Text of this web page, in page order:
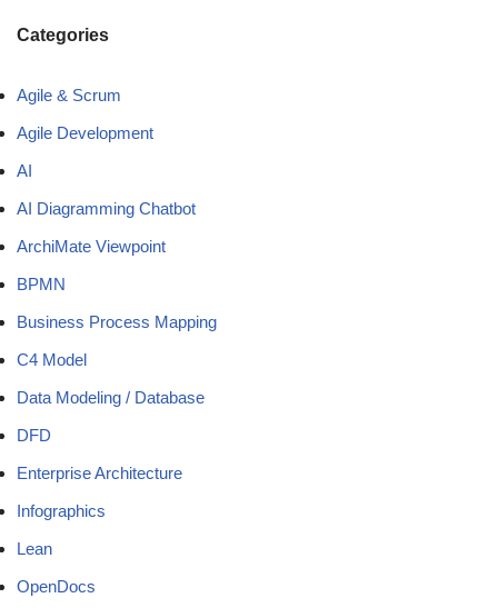
Categories
Agile & Scrum
Agile Development
AI
AI Diagramming Chatbot
ArchiMate Viewpoint
BPMN
Business Process Mapping
C4 Model
Data Modeling / Database
DFD
Enterprise Architecture
Infographics
Lean
OpenDocs